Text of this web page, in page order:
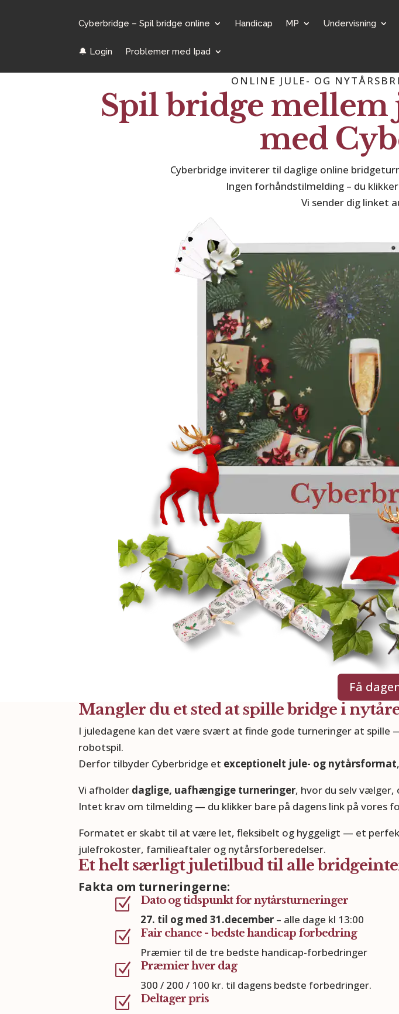
Cyberbridge – Spil bridge online Handicap MP Undervisning
🔔 Login Problemer med Ipad
ONLINE JULE- OG
Spil bridge mellem
med
Cyberbridge inviterer til daglige online
Ingen forhåndstilmelding – du
Vi sender dig linket
Få
Mangler du et sted at spille bridge i
I juledagene kan det være svært at finde gode turneringer at
robotspil.
Derfor tilbyder Cyberbridge et exceptionelt jule- og nytårsformat
Vi afholder daglige, uafhængige turneringer, hvor du selv vælger,
Intet krav om tilmelding — du klikker bare på dagens link på vores
Formatet er skabt til at være let, fleksibelt og hyggeligt — et
julefrokoster, familieaftaler og nytårsforberedelser.
Et helt særligt juletilbud til alle
Fakta om turneringerne:
Z Dato og tidspunkt for nytårsturneringer
27. til og med 31.december– alle dage kl 13:00
Z Fair chance - bedste handicap forbedring
Præmier til de tre bedste handicap-forbedringer
Z Præmier hver dag
300 / 200 / 100 kr. til dagens bedste forbedringer.
Z Deltager pris